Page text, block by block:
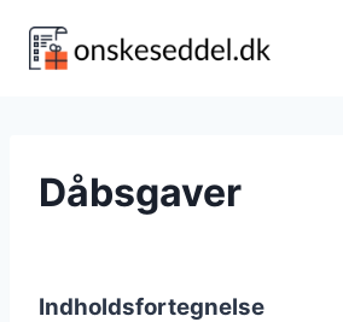
Dåbsgaver
Indholdsfortegnelse